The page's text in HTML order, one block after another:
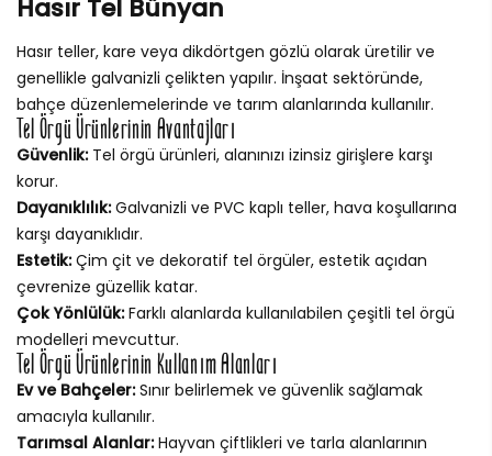
Hasır Tel Bünyan
Hasır teller, kare veya dikdörtgen gözlü olarak üretilir ve
genellikle galvanizli çelikten yapılır. İnşaat sektöründe,
bahçe düzenlemelerinde ve tarım alanlarında kullanılır.
Tel Örgü Ürünlerinin Avantajları
Güvenlik:Tel örgü ürünleri, alanınızı izinsiz girişlere karşı
korur.
Dayanıklılık:Galvanizli ve PVC kaplı teller, hava koşullarına
karşı dayanıklıdır.
Estetik:Çim çit ve dekoratif tel örgüler, estetik açıdan
çevrenize güzellik katar.
Çok Yönlülük:Farklı alanlarda kullanılabilen çeşitli tel örgü
modelleri mevcuttur.
Tel Örgü Ürünlerinin Kullanım Alanları
Ev ve Bahçeler:Sınır belirlemek ve güvenlik sağlamak
amacıyla kullanılır.
Tarımsal Alanlar:Hayvan çiftlikleri ve tarla alanlarının